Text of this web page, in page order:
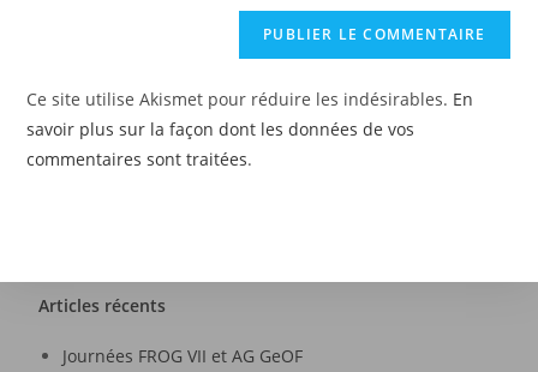
Ce site utilise Akismet pour réduire les indésirables. En
savoir plus sur la façon dont les données de vos
commentaires sont traitées.
Articles récents
Journées FROG VII et AG GeOF